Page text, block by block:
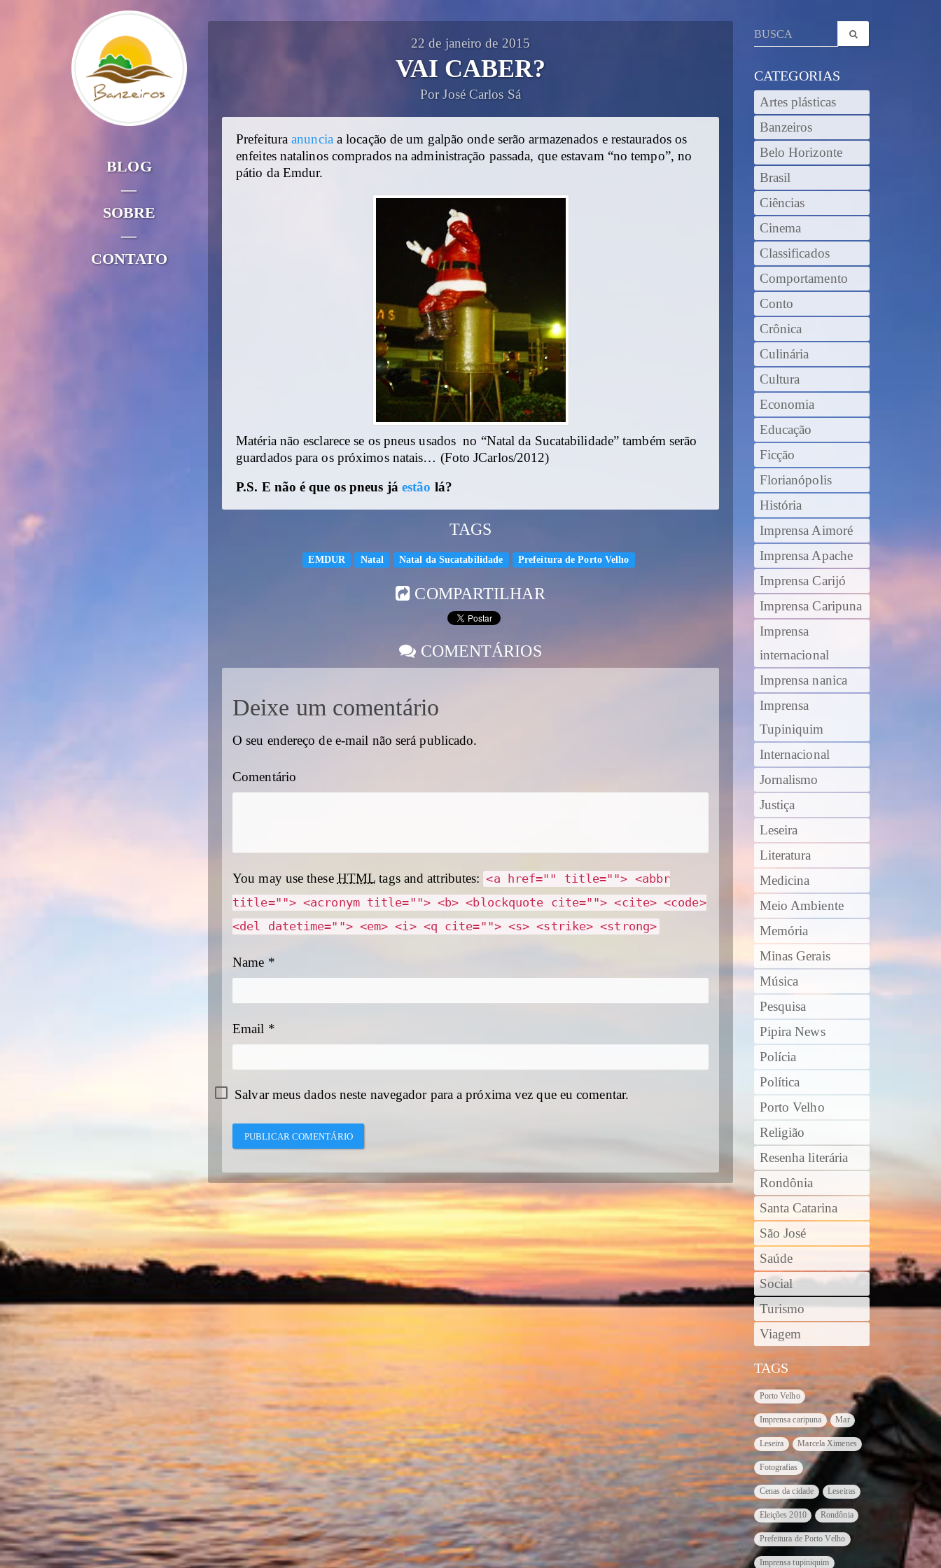
BLOG
—
SOBRE
—
CONTATO
22 de janeiro de 2015
VAI CABER?
Por José Carlos Sá
Prefeituraanunciaa locação de um galpão onde serão armazenados e restaurados os
enfeites natalinos comprados na administração passada, que estavam “no tempo”, no
pátio da Emdur.
Matéria não esclarece se os pneus usados no “Natal da Sucatabilidade” também serão
guardados para os próximos natais… (Foto JCarlos/2012)
P.S. E não é que os pneus já estão lá?
TAGS
EMDUR Natal Natal da Sucatabilidade Prefeitura de Porto Velho
COMPARTILHAR
COMENTÁRIOS
Deixe um comentário
O seu endereço de e-mail não será publicado.
Comentário
You may use these HTML tags and attributes: <a href="" title=""> <abbr
title=""> <acronym title=""> <b> <blockquote cite=""> <cite> <code>
<del datetime=""> <em> <i> <q cite=""> <s> <strike> <strong>
Name *
Email *
Salvar meus dados neste navegador para a próxima vez que eu comentar.
CATEGORIAS
Artes plásticas
Banzeiros
Belo Horizonte
Brasil
Ciências
Cinema
Classificados
Comportamento
Conto
Crônica
Culinária
Cultura
Economia
Educação
Ficção
Florianópolis
História
Imprensa Aimoré
Imprensa Apache
Imprensa Carijó
Imprensa Caripuna
Imprensa
internacional
Imprensa nanica
Imprensa
Tupiniquim
Internacional
Jornalismo
Justiça
Leseira
Literatura
Medicina
Meio Ambiente
Memória
Minas Gerais
Música
Pesquisa
Pipira News
Polícia
Política
Porto Velho
Religião
Resenha literária
Rondônia
Santa Catarina
São José
Saúde
Social
Turismo
Viagem
TAGS
Porto Velho
Imprensa caripuna Mar
Leseira Marcela Ximenes
Fotografias
Cenas da cidade Leseiras
Eleições 2010 Rondônia
Prefeitura de Porto Velho
Imprensa tupiniquim